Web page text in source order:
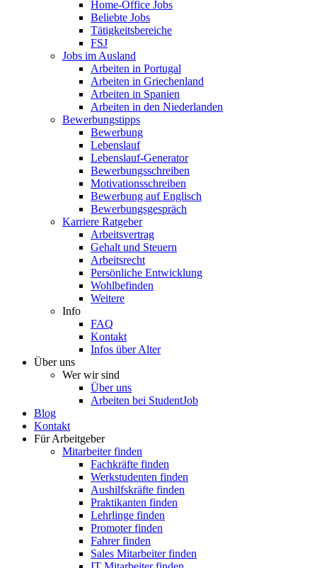
Home-Office Jobs
Beliebte Jobs
Tätigkeitsbereiche
FSJ
Jobs im Ausland
Arbeiten in Portugal
Arbeiten in Griechenland
Arbeiten in Spanien
Arbeiten in den Niederlanden
Bewerbungstipps
Bewerbung
Lebenslauf
Lebenslauf-Generator
Bewerbungsschreiben
Motivationsschreiben
Bewerbung auf Englisch
Bewerbungsgespräch
Karriere Ratgeber
Arbeitsvertrag
Gehalt und Steuern
Arbeitsrecht
Persönliche Entwicklung
Wohlbefinden
Weitere
Info
FAQ
Kontakt
Infos über Alter
Über uns
Wer wir sind
Über uns
Arbeiten bei StudentJob
Blog
Kontakt
Für Arbeitgeber
Mitarbeiter finden
Fachkräfte finden
Werkstudenten finden
Aushilfskräfte finden
Praktikanten finden
Lehrlinge finden
Promoter finden
Fahrer finden
Sales Mitarbeiter finden